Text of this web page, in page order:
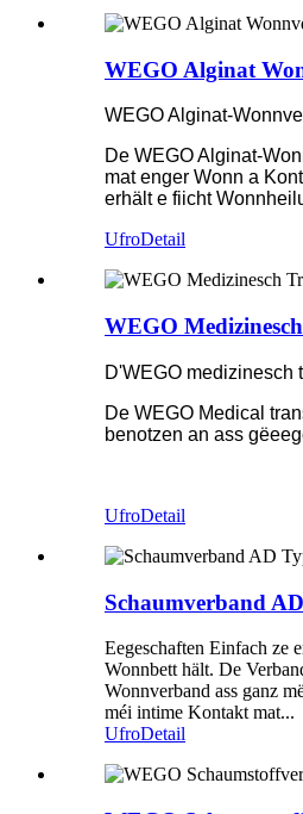
WEGO Alginat
WEGO Alginat-
De WEGO Alginat-
mat enger Wonn a
erhält e fiicht
UfroDetail
WEGO
D'WEGO medizinesch
De WEGO Medical
benotzen an ass
UfroDetail
Schaumverband
Eegeschaften Einfach ze
Wonnbett hält. De
Wonnverband ass ganz
méi intime Kontakt mat...
UfroDetail